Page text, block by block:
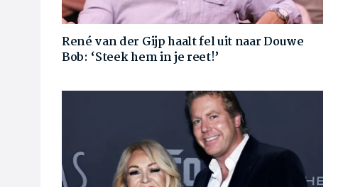
René van der Gijp haalt fel uit naar Douwe
Bob: ‘Steek hem in je reet!’